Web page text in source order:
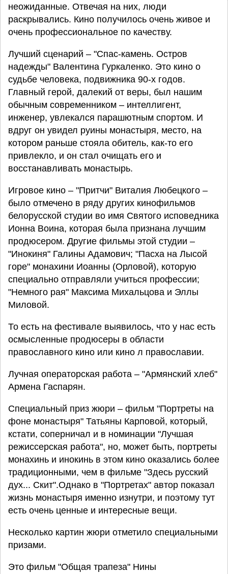
неожиданные. Отвечая на них, люди
раскрывались. Кино получилось очень живое и
очень профессиональное по качеству.
Лучший сценарий – "Спас-камень. Остров
надежды" Валентина Гуркаленко. Это кино о
судьбе человека, подвижника 90-х годов.
Главный герой, далекий от веры, был нашим
обычным современником – интеллигент,
инженер, увлекался парашютным спортом. И
вдруг он увидел руины монастыря, место, на
котором раньше стояла обитель, как-то его
привлекло, и он стал очищать его и
восстанавливать монастырь.
Игровое кино – "Притчи" Виталия Любецкого –
было отмечено в ряду других кинофильмов
белорусской студии во имя Святого исповедника
Ионна Воина, которая была признана лучшим
продюсером. Другие фильмы этой студии –
"Инокиня" Галины Адамович; "Пасха на Лысой
горе" монахини Иоанны (Орловой), которую
специально отправляли учиться профессии;
"Немного рая" Максима Михальцова и Эллы
Миловой.
То есть на фестивале выявилось, что у нас есть
осмысленные продюсеры в области
православного кино или кино л православии.
Лучная операторская работа – "Армянский хлеб"
Армена Гаспарян.
Специальный приз жюри – фильм "Портреты на
фоне монастыря" Татьяны Карповой, который,
кстати, соперничал и в номинации "Лучшая
режиссерская работа", но, может быть, портреты
монахинь и инокинь в этом кино оказались более
традиционными, чем в фильме "Здесь русский
дух... Скит".Однако в "Портретах" автор показал
жизнь монастыря именно изнутри, и поэтому тут
есть очень ценные и интересные вещи.
Несколько картин жюри отметило специальными
призами.
Это фильм "Общая трапеза" Нины